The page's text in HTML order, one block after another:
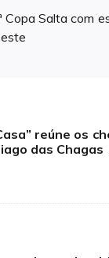
Copa Salta com
reúne os
das Chagas